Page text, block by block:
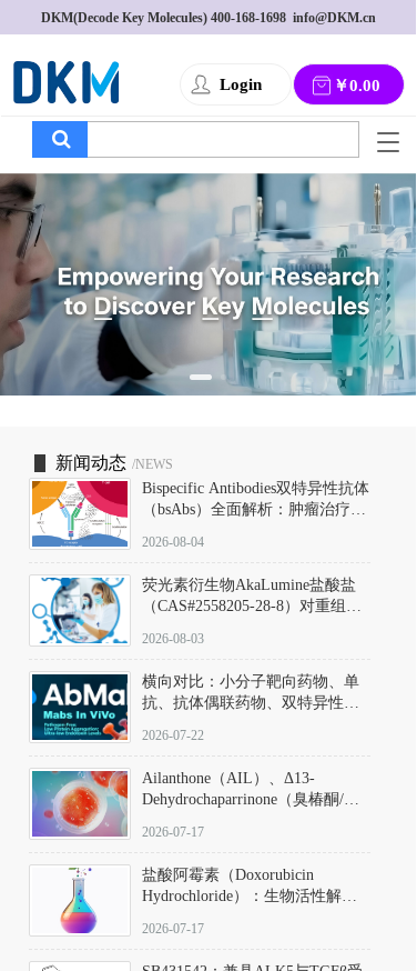
DKM(Decode Key Molecules) 400-168-1698
  info@DKM.cn
Login ￥0.00
T
g
l
e
n
a
v
i
g
a
新闻动态 /NEWS
Bispecific Antibodies双特异性抗体
（bsAbs）全面解析：肿瘤治疗的
2026-08-04
荧光素衍生物AkaLumine盐酸盐
（CAS#2558205-28-8）对重组萤
数（Km）为2.06 μM；其近红外
发光特性赋予优异的组织穿透能
力，大幅增强成像信噪比，从而
实现活体动物模型中极低给药剂
量下的高灵敏度、非侵入式生物
2026-08-03
横向对比：小分子靶向药物、单
抗、抗体偶联药物、双特异性抗
及应用瓶颈
2026-07-22
Ailanthone（AIL）、Δ13-
Dehydrochaparrinone（臭椿酮/臭
DKM货号 D806885
2026-07-17
盐酸阿霉素（Doxorubicin
Hydrochloride）：生物活性解
范
2026-07-17